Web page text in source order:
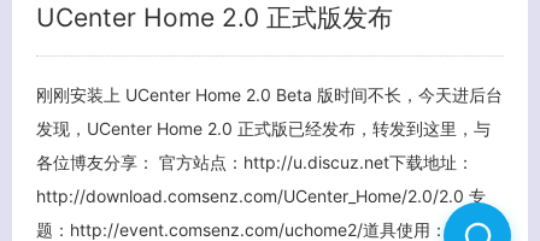
UCenter Home 2.0 正式版发布
刚刚安装上 UCenter Home 2.0 Beta 版时间不长，今天进后台
发现，UCenter Home 2.0 正式版已经发布，转发到这里，与
各位博友分享： 官方站点：http://u.discuz.net下载地址：
http://download.comsenz.com/UCenter_Home/2.0/2.0 专
题：http://event.comsenz.com/uchome2/道具使用：